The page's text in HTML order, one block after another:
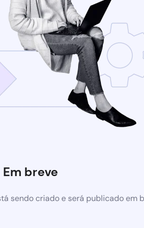
Em breve
sendo criado e será publicado em